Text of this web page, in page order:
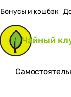
Бонусы и кэшбэк
Чайный